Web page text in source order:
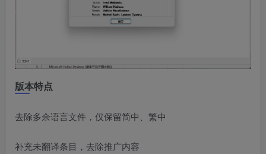
版本特点
去除多余语言文件，仅保留简中、繁中
补充未翻译条目，去除推广内容